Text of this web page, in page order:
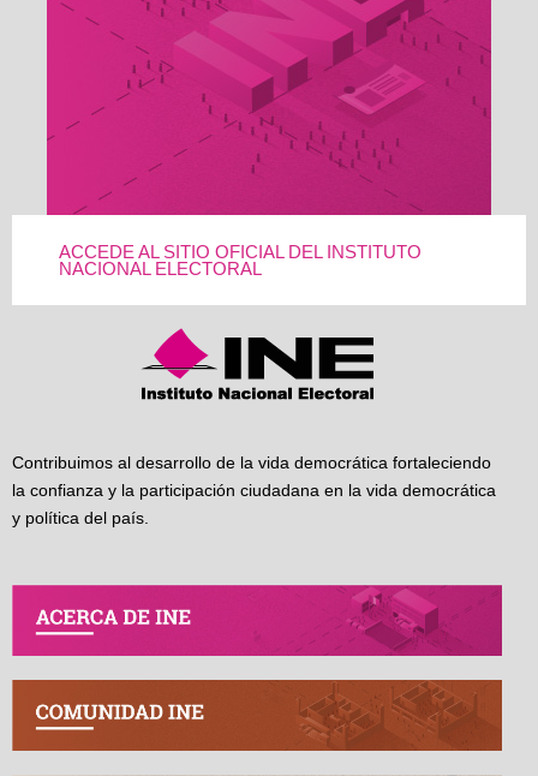
ACCEDE AL SITIO OFICIAL DEL INSTITUTO
NACIONAL ELECTORAL
Contribuimos al desarrollo de la vida democrática fortaleciendo
la confianza y la participación ciudadana en la vida democrática
y política del país.